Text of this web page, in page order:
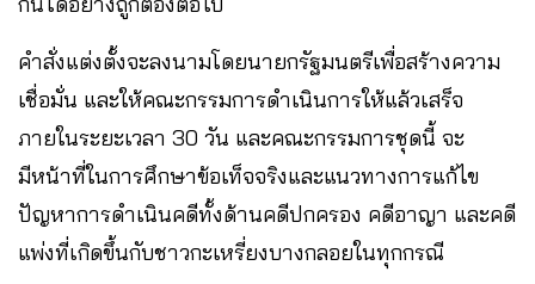
คำสั่งแต่งตั้งจะลงนามโดยนายกรัฐมนตรีเพื่อสร้างความ
เชื่อมั่น และให้คณะกรรมการดำเนินการให้แล้วเสร็จ
ภายในระยะเวลา 30 วัน และคณะกรรมการชุดนี้ จะ
มีหน้าที่ในการศึกษาข้อเท็จจริงและแนวทางการแก้ไข
ปัญหาการดำเนินคดีทั้งด้านคดีปกครอง คดีอาญา และคดี
แพ่งที่เกิดขึ้นกับชาวกะเหรี่ยงบางกลอยในทุกกรณี